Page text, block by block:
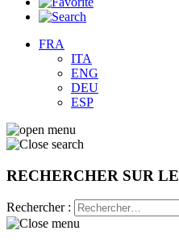
FRA
ITA
ENG
DEU
ESP
RECHERCHER SUR
Rechercher :